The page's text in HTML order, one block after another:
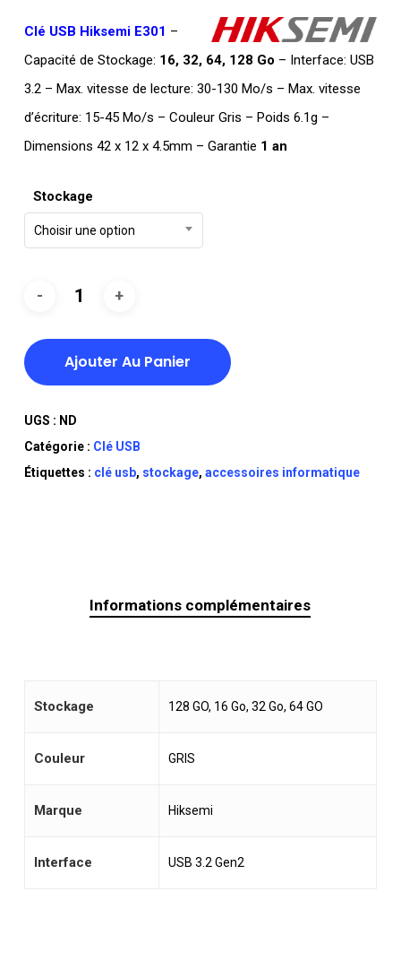
prix :
DT
TTC 11,500
à
DT
TTC 24,000
Clé USB Hiksemi E301 –
Capacité de Stockage: 16, 32, 64, 128 Go – Interface: USB
3.2 – Max. vitesse de lecture: 30-130 Mo/s – Max. vitesse
d’écriture: 15-45 Mo/s – Couleur Gris – Poids 6.1g –
Dimensions 42 x 12 x 4.5mm – Garantie 1 an
Stockage
Choisir une option
Ajouter Au Panier
UGS : ND
Catégorie : Clé USB
Étiquettes : clé usb, stockage, accessoires informatique
Informations complémentaires
Stockage 128 GO, 16 Go, 32 Go, 64 GO
Couleur GRIS
Marque Hiksemi
Interface USB 3.2 Gen2